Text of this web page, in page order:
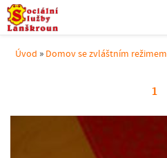
Úvod » Domov se zvláštním režimem
1